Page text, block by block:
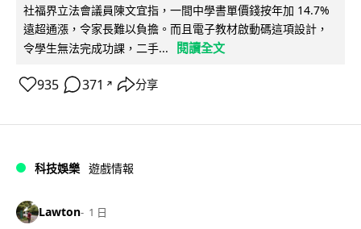
社福界立法會議員陳文宜指，一間中學書單價錢按年加 14.7%
遠超通漲，令家長難以負擔。而且電子教材啟動碼這項設計，
令學生無法完成功課，二手...
閱讀全文
935 371 ↗ 分享
科技娛樂 遊戲情報
Lawton 1 日